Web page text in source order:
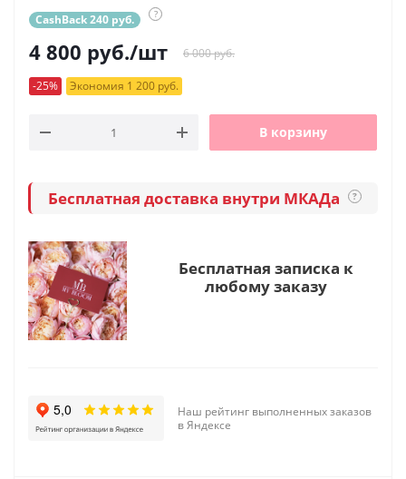
CashBack 240 руб. ?
4 800 руб./шт 6 000 руб.
-25% Экономия 1 200 руб.
В корзину
Бесплатная доставка внутри МКАДа ?
Бесплатная записка к
любому заказу
Наш рейтинг выполненных заказов
в Яндексе